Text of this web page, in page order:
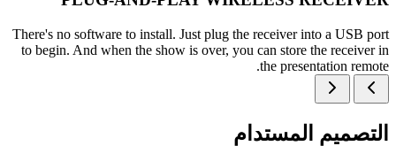
There's no software to install. Just plug the receiver into a USB port
to begin. And when the show is over, you can store the receiver in
the presentation remote.
التصميم المستدام